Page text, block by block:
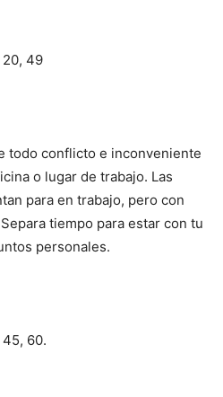
20, 49
todo conflicto e inconveniente
o lugar de trabajo. Las
para en trabajo, pero con
tiempo para estar con tu
personales.
60.